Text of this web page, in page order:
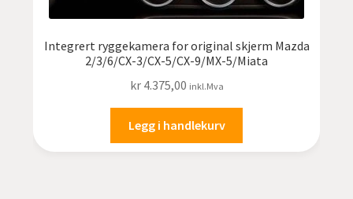
Integrert ryggekamera for original skjerm Mazda
2/3/6/CX-3/CX-5/CX-9/MX-5/Miata
kr4.375,00 inkl.Mva
Legg i handlekurv